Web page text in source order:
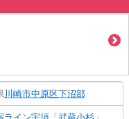
川崎市中原区下沼部